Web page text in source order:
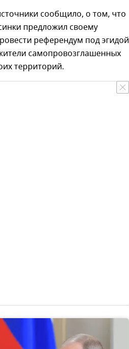
сообщило, о том, что
предложил своему
референдум под эгидой
самопровозглашенных
территорий.